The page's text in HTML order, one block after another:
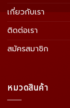
เกี่ยวกับเรา
ติดต่อเรา
สมัครสมาชิก
หมวดสินค้า